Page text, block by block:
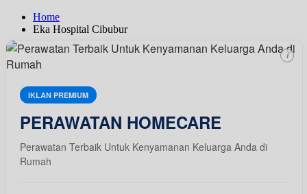
Home
Eka Hospital Cibubur
IKLAN PREMIUM
PERAWATAN HOMECARE
Perawatan Terbaik Untuk Kenyamanan Keluarga Anda di
Rumah
i